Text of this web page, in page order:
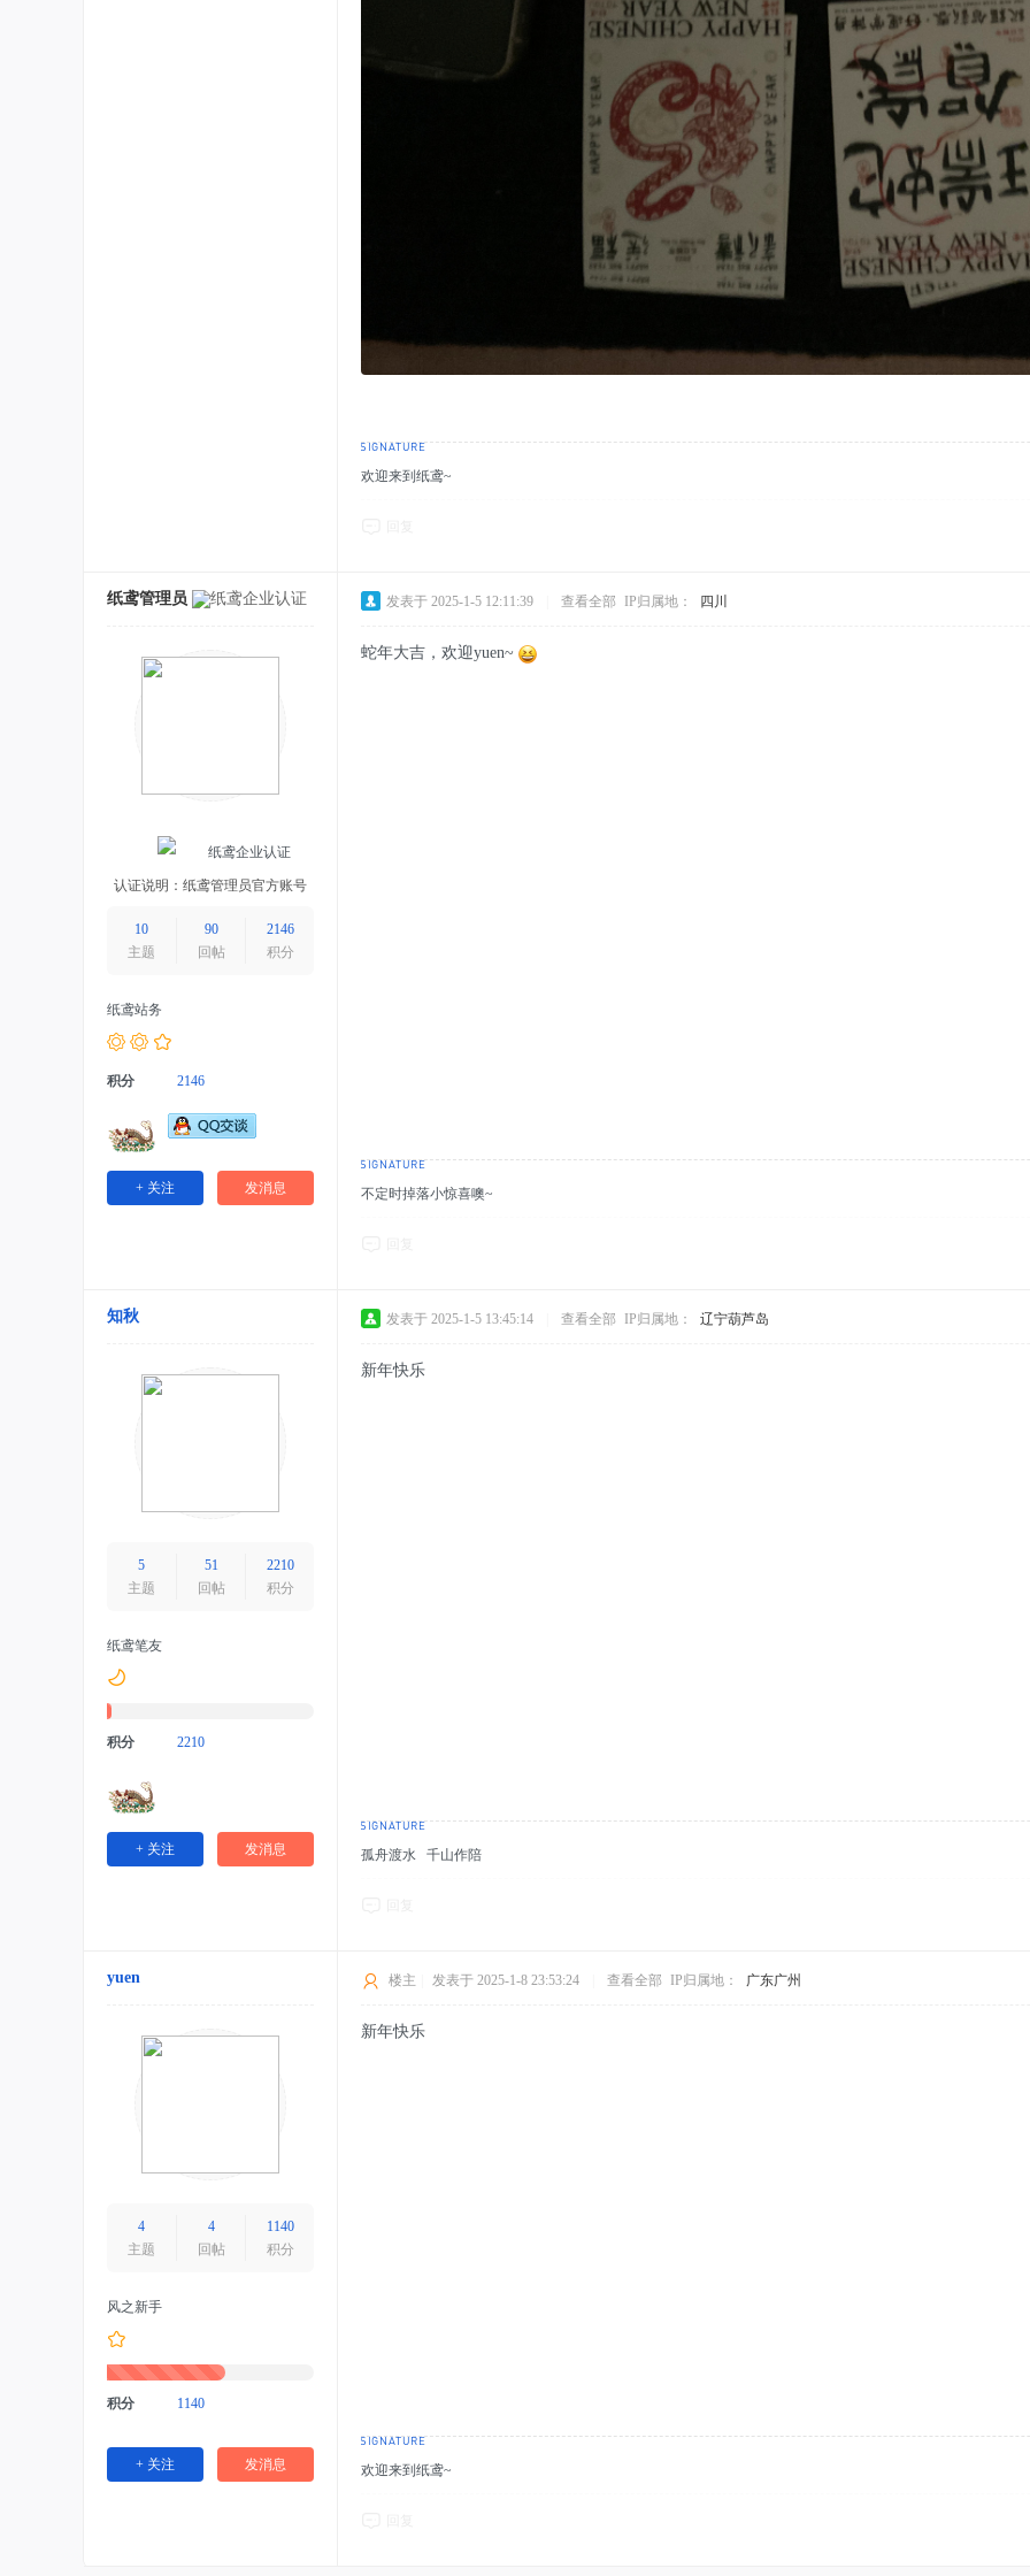
欢迎来到纸鸢~
纸鸢管理员
企业认证
认证说明：纸鸢管理员官方账号
10
主题
90
回帖
2146
积分
纸鸢站务
积分 2146
+ 关注 发消息
发表于 2025-1-5 12:11:39 查看全部 IP归属地： 四川
蛇年大吉，欢迎yuen~
不定时掉落小惊喜噢~
知秋
5
主题
51
回帖
2210
积分
纸鸢笔友
积分 2210
+ 关注 发消息
发表于 2025-1-5 13:45:14 查看全部 IP归属地： 辽宁葫芦岛
新年快乐
孤舟渡水 千山作陪
yuen
4
主题
4
回帖
1140
积分
风之新手
积分 1140
+ 关注 发消息
楼主 发表于 2025-1-8 23:53:24 查看全部 IP归属地： 广东广州
新年快乐
欢迎来到纸鸢~